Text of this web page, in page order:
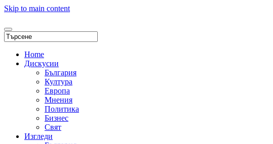
Skip to main content
Home
Дискусии
България
Култура
Европа
Мнения
Политика
Бизнес
Свят
Изгледи